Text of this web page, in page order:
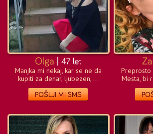
Manjka mi nekaj, kar se ne da
kupiti za denar, ljubezen, ...
Preprosto
Mesta, bi